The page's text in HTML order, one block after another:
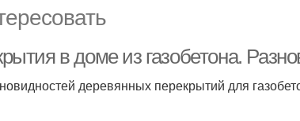
в доме из газобетона.
деревянных перекрытий для